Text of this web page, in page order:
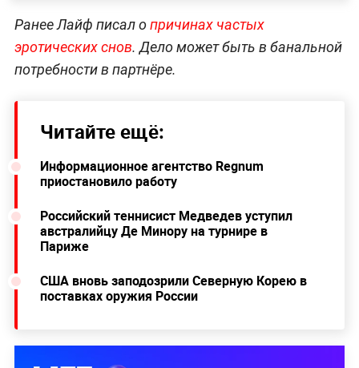
Ранее Лайф писал опричинах частых
эротических снов. Дело может быть в банальной
потребности в партнёре.
Читайте ещё:
Информационное агентство Regnum
приостановило работу
Российский теннисист Медведев уступил
австралийцу Де Минору на турнире в
Париже
США вновь заподозрили Северную Корею в
поставках оружия России